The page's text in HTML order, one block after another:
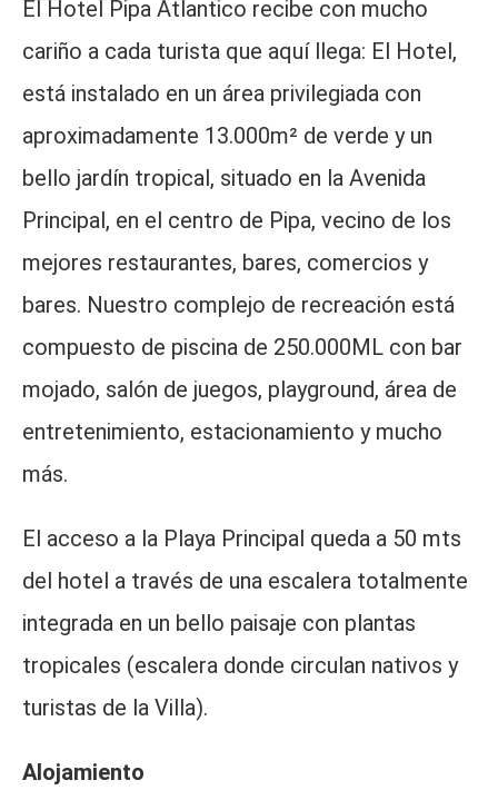
El Hotel Pipa Atlantico recibe con mucho
cariño a cada turista que aquí llega: El Hotel,
está instalado en un área privilegiada con
aproximadamente 13.000m² de verde y un
bello jardín tropical, situado en la Avenida
Principal, en el centro de Pipa, vecino de los
mejores restaurantes, bares, comercios y
bares. Nuestro complejo de recreación está
compuesto de piscina de 250.000ML con bar
mojado, salón de juegos, playground, área de
entretenimiento, estacionamiento y mucho
más.
El acceso a la Playa Principal queda a 50 mts
del hotel a través de una escalera totalmente
integrada en un bello paisaje con plantas
tropicales (escalera donde circulan nativos y
turistas de la Villa).
Alojamiento